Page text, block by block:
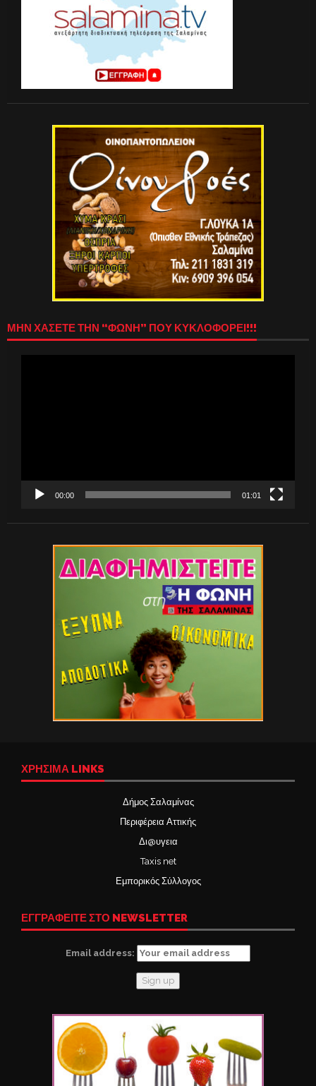
ΜΗΝ ΧΑΣΕΤΕ ΤΗΝ “ΦΩΝΗ” ΠΟΥ ΚΥΚΛΟΦΟΡΕΙ!!!
00:00 01:01
ΧΡΉΣΙΜΑ LINKS
Δήμος Σαλαμίνας
Περιφέρεια Αττικής
Δι@υγεια
Taxis net
Εμπορικός Σύλλογος
ΕΓΓΡΑΦΕΙΤΕ ΣΤΟ NEWSLETTER
Email address: